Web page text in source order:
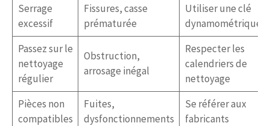
Serrage
excessif
Fissures, casse
prématurée
Utiliser une clé
dynamométrique
Passez sur le
nettoyage
régulier
Obstruction,
arrosage inégal
Respecter les
calendriers de
nettoyage
Pièces non
compatibles
Fuites,
dysfonctionnements
Se référer aux
fabricants